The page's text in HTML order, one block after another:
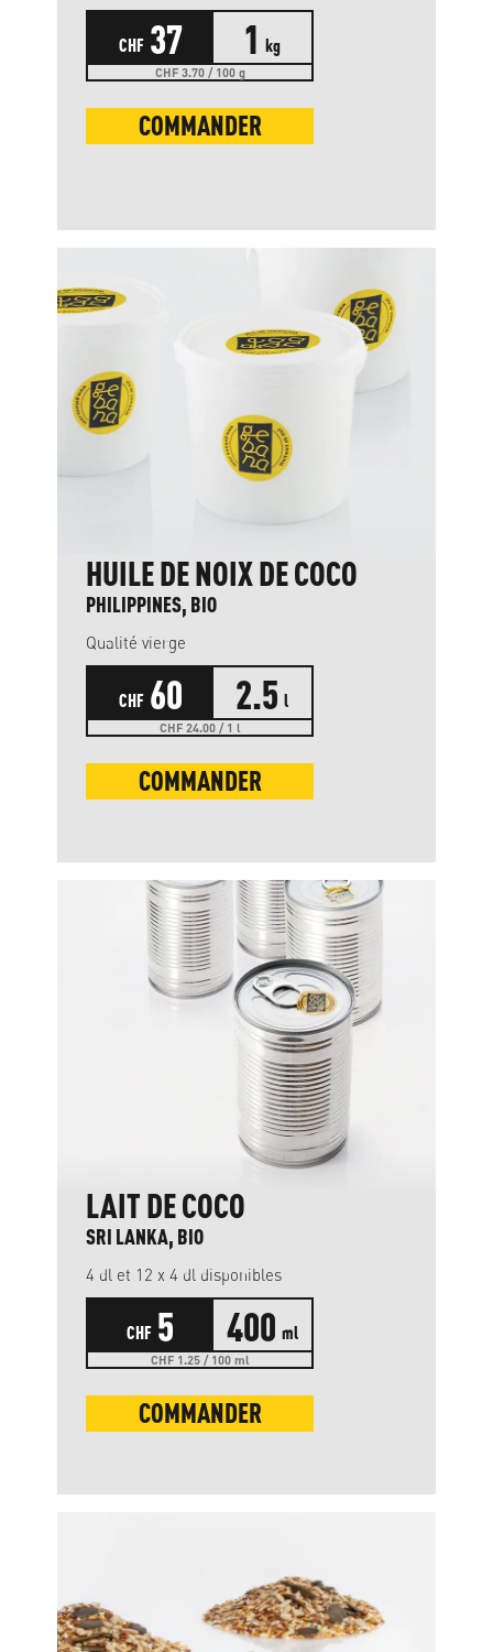
CHF 37 1 kg
CHF 3.70 / 100 g
COMMANDER
HUILE DE NOIX DE COCO
PHILIPPINES, BIO
Qualité vierge
CHF 60 2.5 l
CHF 24.00 / 1 l
COMMANDER
LAIT DE COCO
SRI LANKA, BIO
4 dl et 12 x 4 dl disponibles
CHF 5 400 ml
CHF 1.25 / 100 ml
COMMANDER